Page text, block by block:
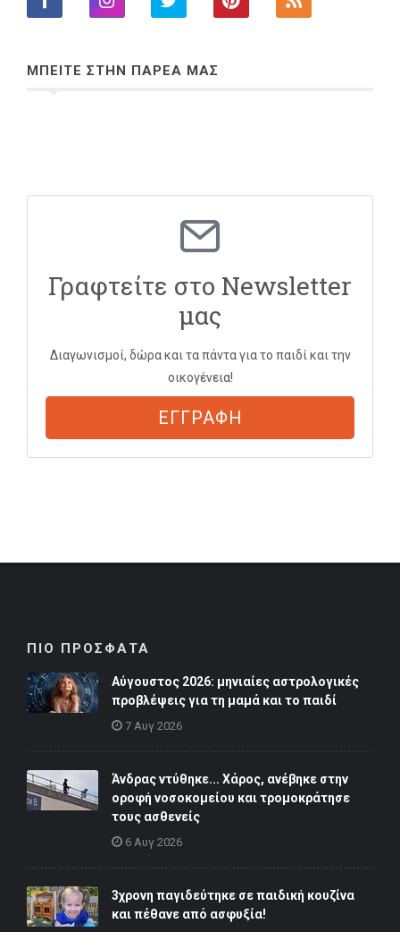
ΜΠΕΙΤΕ ΣΤΗΝ ΠΑΡΕΑ ΜΑΣ
Γραφτείτε στο Newsletter
μας
Διαγωνισμοί, δώρα και τα πάντα για το παιδί και την
οικογένεια!
ΕΓΓΡΑΦΗ
ΠΙΟ ΠΡΟΣΦΑΤΑ
Αύγουστος 2026: μηνιαίες αστρολογικές
προβλέψεις για τη μαμά και το παιδί
7 Αυγ 2026
Άνδρας ντύθηκε... Χάρος, ανέβηκε στην
οροφή νοσοκομείου και τρομοκράτησε
τους ασθενείς
6 Αυγ 2026
3χρονη παγιδεύτηκε σε παιδική κουζίνα
και πέθανε από ασφυξία!